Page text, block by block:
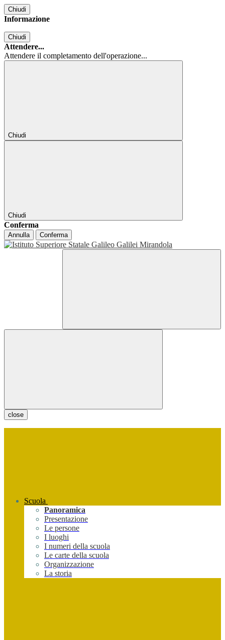
Chiudi
Informazione
Chiudi
Attendere...
Attendere il completamento dell'operazione...
Chiudi
Chiudi
Conferma
Annulla Conferma
close
Scuola
Panoramica
Presentazione
Le persone
I luoghi
I numeri della scuola
Le carte della scuola
Organizzazione
La storia